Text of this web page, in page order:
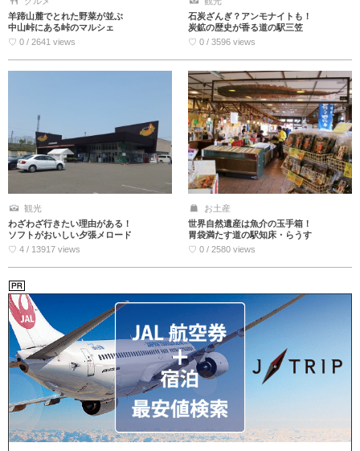
羊蹄山麓でとれた野菜が並ぶ
中山峠にある峠のマルシェ
♡ 0 / 2641 views
石炭ざんぎ？アンモナイトも！
炭鉱の歴史が香る道の駅三笠
♡ 0 / 3596 views
観光
わざわざ行きたい理由がある！
ソフトがおいしい夕張メロード
♡ 4 / 13917 views
お土産
世界自然遺産は魚介の玉手箱！
胃袋満たす道の駅知床・らうす
♡ 0 / 2580 views